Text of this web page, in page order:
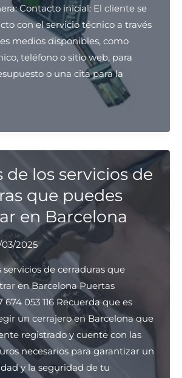
Contacto inicial: El cliente se
con el servicio técnico a través
medios disponibles, como
teléfono o sitio web, para
o una cita para la
de los servicios de
que puedes
en Barcelona
03/2025
servicios de cerraduras que
en Barcelona Puertas
053 116 Recuerda que es
un cerrajero en Barcelona que
registrado y cuente con las
necesarios para garantizar un
y la seguridad de tu